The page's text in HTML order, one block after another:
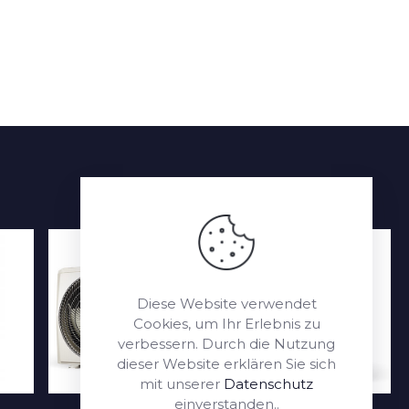
Diese Website verwendet
Cookies, um Ihr Erlebnis zu
verbessern. Durch die Nutzung
dieser Website erklären Sie sich
mit unserer Datenschutz
einverstanden..